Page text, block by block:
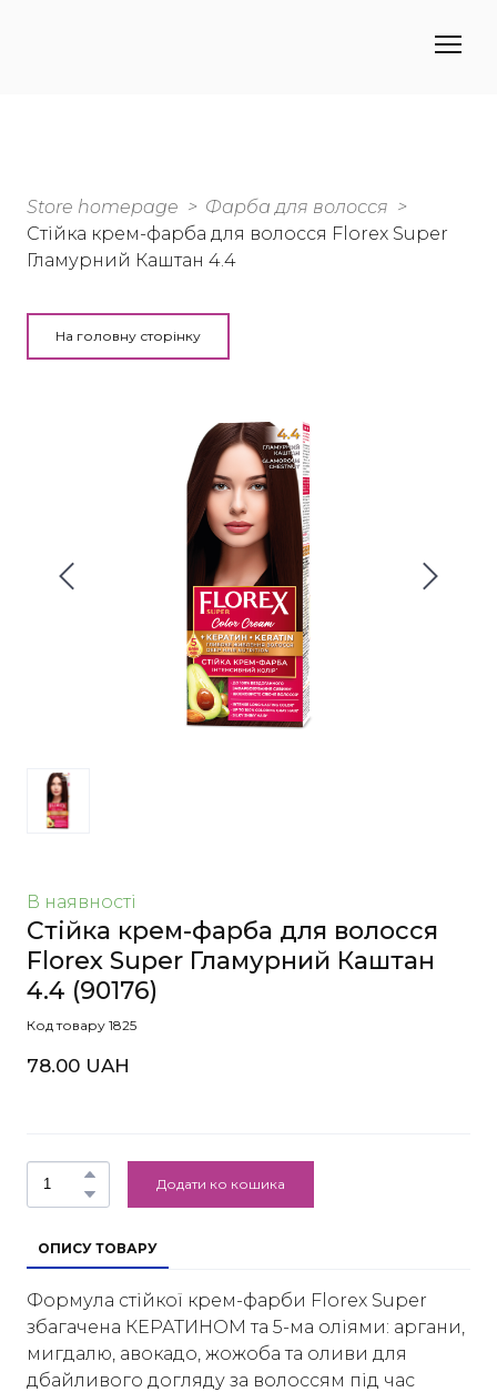
Store homepage
Фарба для волосся
Стійка крем-фарба для волосся Florex Super
Гламурний Каштан 4.4
На головну сторінку
В наявності
Стійка крем-фарба для волосся
Florex Super Гламурний Каштан
4.4 (90176)
Код товару 1825
78.00 UAH
Додати ко кошика
ОПИСУ ТОВАРУ
Формула стійкої крем-фарби Florex Super
збагачена КЕРАТИНОМ та 5-ма оліями: аргани,
мигдалю, авокадо, жожоба та оливи для
дбайливого догляду за волоссям під час